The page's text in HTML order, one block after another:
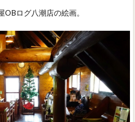
ログ八潮店の絵画。